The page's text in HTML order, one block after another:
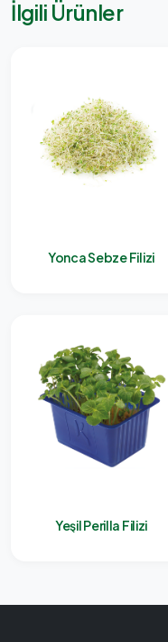
İlgili Ürünler
Yonca Sebze Filizi
Yeşil Perilla Filizi